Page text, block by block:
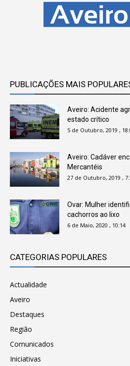
PUBLICAÇÕES MAIS
Aveiro: Acidente
estado crítico
5 de Outubro, 2019 ,
Aveiro: Cadáver
Mercantéis
27 de Outubro, 2019 ,
Ovar: Mulher
cachorros ao lixo
6 de Maio, 2020 , 10:14
CATEGORIAS POPULARES
Actualidade
Aveiro
Destaques
Região
Comunicados
Iniciativas